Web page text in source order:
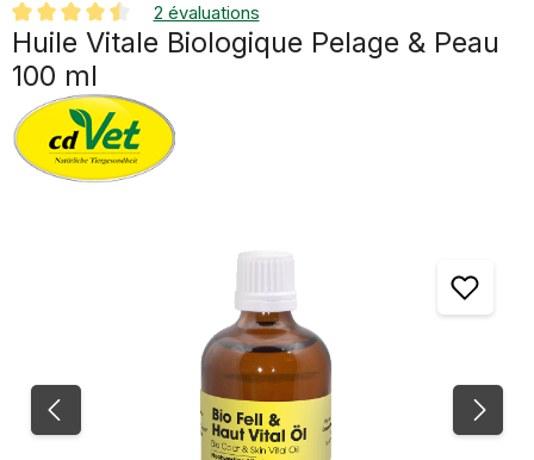
Note moyenne de 4.5 sur 5 étoiles
2 évaluations
Huile Vitale Biologique Pelage & Peau
100 ml